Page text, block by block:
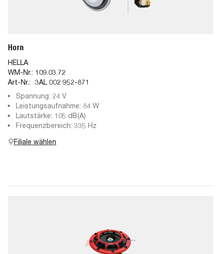
Horn
HELLA
WM-Nr.: 109.03.72
Art-Nr.: 3AL 002 952-871
Spannung: 24 V
Leistungsaufnahme: 84 W
Lautstärke: 105 dB(A)
Frequenzbereich: 335 Hz
Filiale wählen